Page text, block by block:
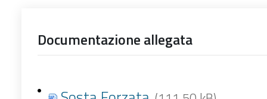
Documentazione allegata